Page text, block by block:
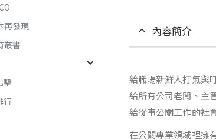
內容簡介
給職場新鮮人打氣與
給所有公司老闆、主
給從事公關工作的社
在公關專業領域裡擁
再發現
叢書
擊
行